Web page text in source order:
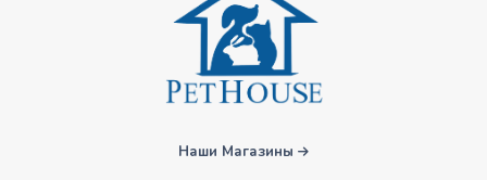
Наши Магазины